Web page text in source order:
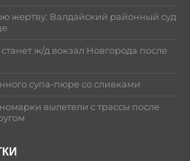
жертву: Валдайский районный суд
ж/д вокзал Новгорода после
супа-пюре со сливками
вылетели с трассы после